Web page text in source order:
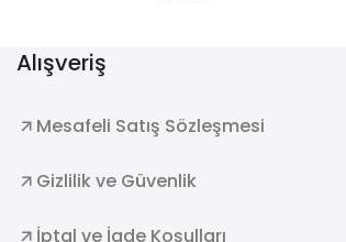
Alışveriş
Mesafeli Satış Sözleşmesi
Gizlilik ve Güvenlik
İptal ve İade Koşulları